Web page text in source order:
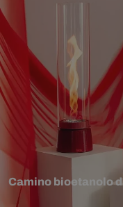
Camino bioetanolo